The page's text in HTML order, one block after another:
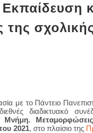
σχολικής
με το Πάντειο
διαδικτυακό
Μνήμη.
2021, στο πλαίσιο της